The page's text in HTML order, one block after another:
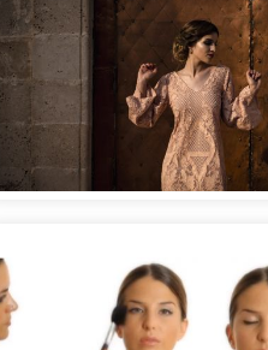
Maquillaje para bodas
Editorial nupcial "Clara".